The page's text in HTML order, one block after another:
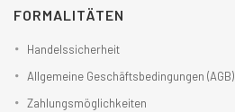
FORMALITÄTEN
Handelssicherheit
Allgemeine Geschäftsbedingungen (AGB)
Zahlungsmöglichkeiten